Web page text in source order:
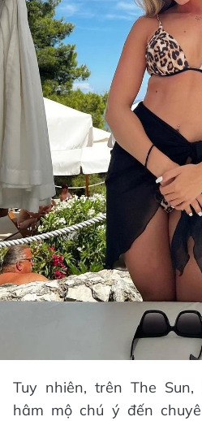
Tuy nhiên, trên The
hâm mộ chú ý đến